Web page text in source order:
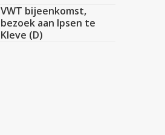
VWT bijeenkomst,
bezoek aan Ipsen te
Kleve (D)